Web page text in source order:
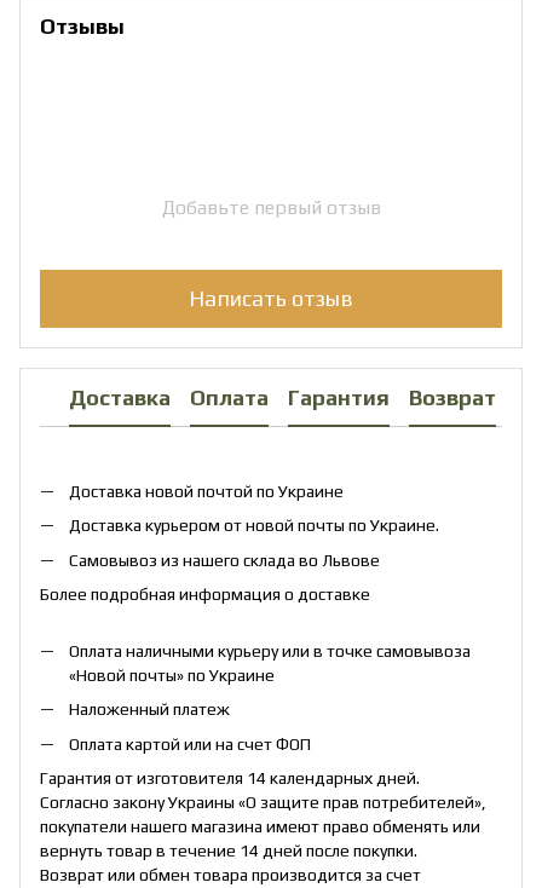
Отзывы
Добавьте первый отзыв
Написать отзыв
Доставка Оплата Гарантия Возврат
Доставка новой почтой по Украине
Доставка курьером от новой почты по Украине.
Самовывоз из нашего склада во Львове
Более подробная информация о доставке
Оплата наличными курьеру или в точке самовывоза
«Новой почты» по Украине
Наложенный платеж
Оплата картой или на счет ФОП
Гарантия от изготовителя 14 календарных дней.
Согласно закону Украины «О защите прав потребителей»,
покупатели нашего магазина имеют право обменять или
вернуть товар в течение 14 дней после покупки.
Возврат или обмен товара производится за счет